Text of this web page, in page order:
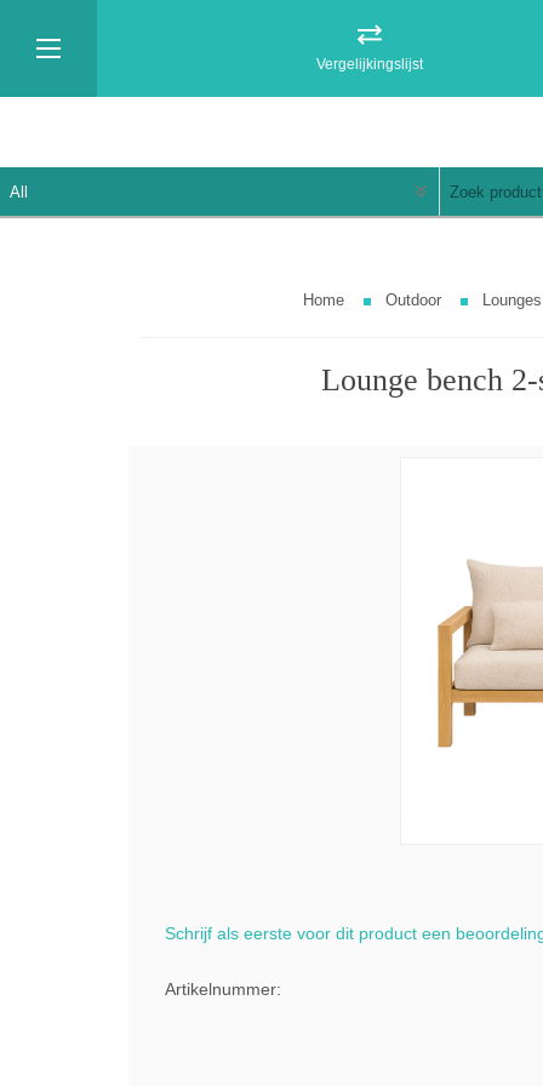
Vergelijkingslijst
Home Outdoor Lounges
Lounge bench
Schrijf als eerste voor dit product een
Artikelnummer: